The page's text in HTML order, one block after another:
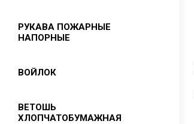
Фторопласт
ФУМ лента
РУКАВА ПОЖАРНЫЕ
НАПОРНЫЕ
ВОЙЛОК
ВЕТОШЬ
ХЛОПЧАТОБУМАЖНАЯ